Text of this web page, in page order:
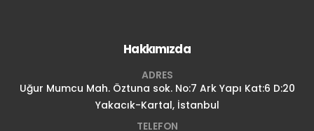
Hakkımızda
ADRES
Uğur Mumcu Mah. Öztuna sok. No:7 Ark Yapı Kat:6 D:20